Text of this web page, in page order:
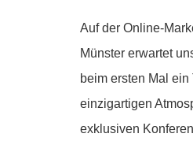
Auf der Online-
Münster erwartet
beim ersten Mal ein
einzigartigen
exklusiven